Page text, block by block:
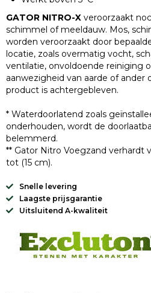
GATOR NITRO-X veroorzaakt
schimmel of meeldauw. Mos,
worden veroorzaakt door
locatie, zoals overmatig vocht,
ventilatie, onvoldoende reiniging
aanwezigheid van aarde of ander
product is achtergebleven.
* Waterdoorlatend zoals
onderhouden, wordt de
belemmerd.
** Gator Nitro Voegzand verhardt
tot (15 cm).
Snelle levering
Laagste prijsgarantie
Uitsluitend A-kwaliteit